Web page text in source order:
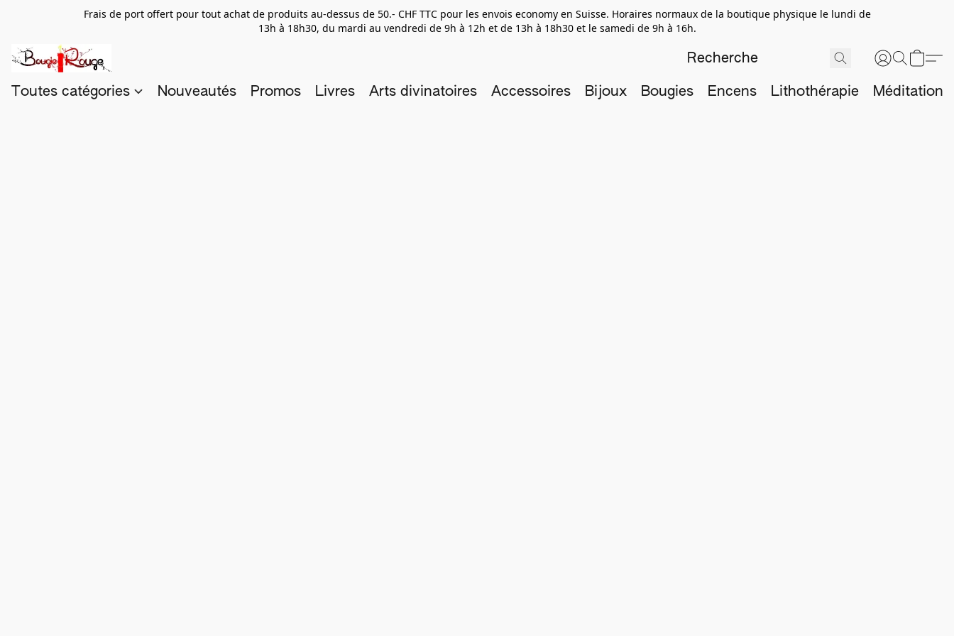
Frais de port offert pour tout achat de produits au-dessus de 50.- CHF TTC pour les envois economy en Suisse. Horaires normaux de la boutique physique le lundi de
13h à 18h30, du mardi au vendredi de 9h à 12h et de 13h à 18h30 et le samedi de 9h à 16h.
Toutes catégories Nouveautés Promos Livres Arts divinatoires Accessoires Bijoux Bougies Encens Lithothérapie Méditation